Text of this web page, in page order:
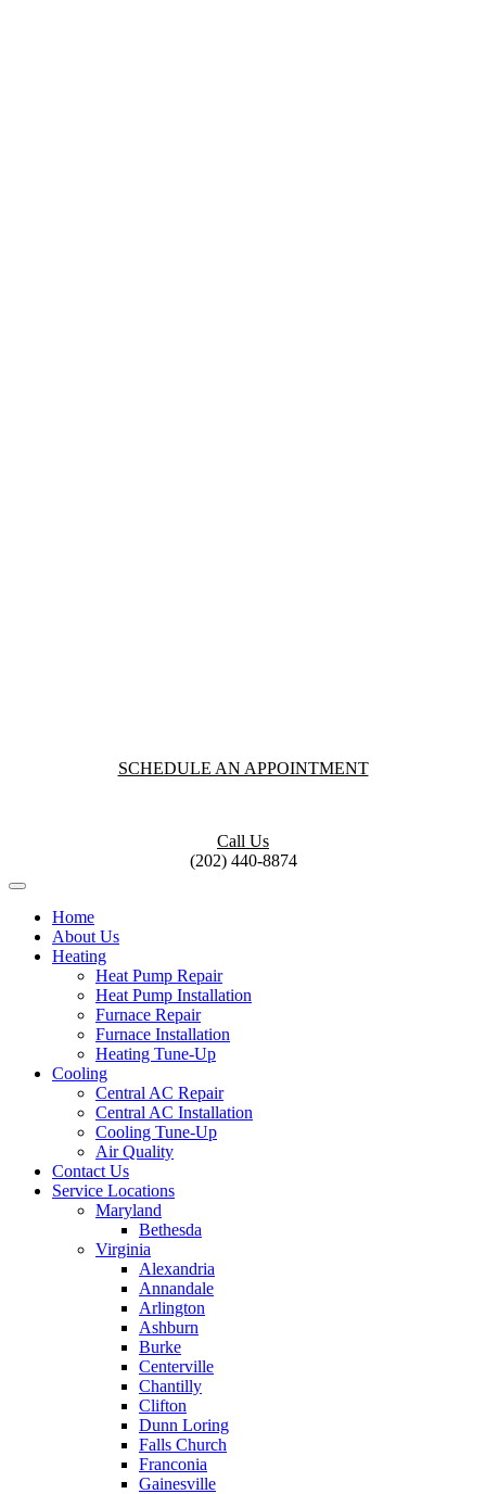
SCHEDULE AN APPOINTMENT
Call Us
(202) 440-8874
Home
About Us
Heating
Heat Pump Repair
Heat Pump Installation
Furnace Repair
Furnace Installation
Heating Tune-Up
Cooling
Central AC Repair
Central AC Installation
Cooling Tune-Up
Air Quality
Contact Us
Service Locations
Maryland
Bethesda
Virginia
Alexandria
Annandale
Arlington
Ashburn
Burke
Centerville
Chantilly
Clifton
Dunn Loring
Falls Church
Franconia
Gainesville